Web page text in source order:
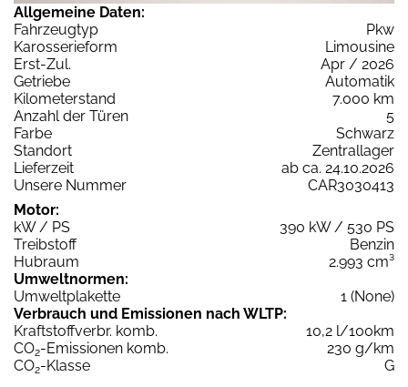
Allgemeine Daten:
Fahrzeugtyp
Pkw
Karosserieform
Limousine
Erst-Zul.
Apr / 2026
Getriebe
Automatik
Kilometerstand
7.000 km
Anzahl der Türen
5
Farbe
Schwarz
Standort
Zentrallager
Lieferzeit
ab ca. 24.10.2026
Unsere Nummer
CAR3030413
Motor:
kW / PS
390 kW / 530 PS
Treibstoff
Benzin
Hubraum
2.993 cm³
Umweltnormen:
Umweltplakette
1 (None)
Verbrauch und Emissionen nach WLTP:
Kraftstoffverbr. komb.
10,2 l/100km
CO2-Emissionen komb.
230 g/km
CO2-Klasse
G